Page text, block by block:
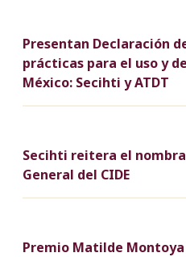
Presentan Declaración
prácticas para el uso y
México: Secihti y ATDT
Secihti reitera el
General del CIDE
Premio Matilde